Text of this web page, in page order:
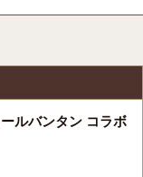
ルバンタン コラボ